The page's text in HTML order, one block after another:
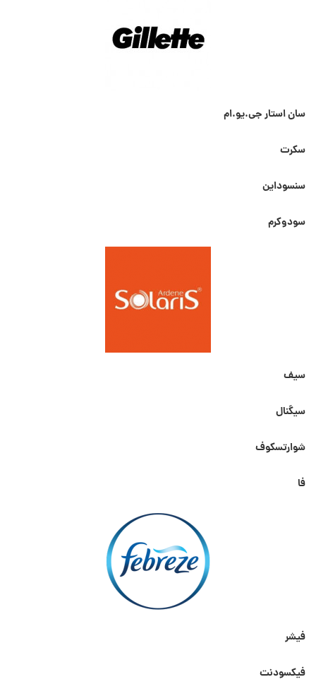
سان استار جی.یو.ام
سکرت
سنسوداین
سودوکرم
سیف
سیگنال
شوارتسکوف
فا
فیشر
فیکسودنت